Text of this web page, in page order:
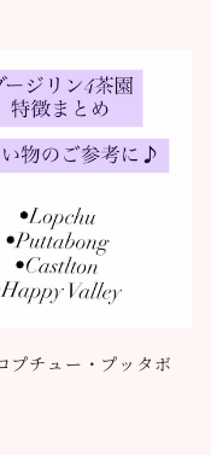
プチュー・プッタボ